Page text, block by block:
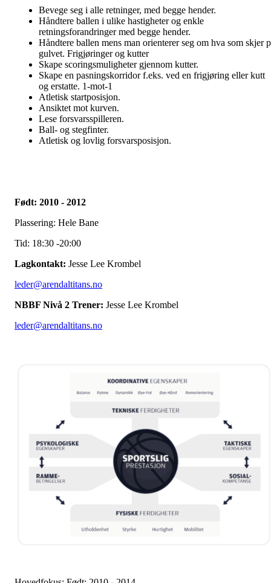
Bevege seg i alle retninger, med begge hender.
Håndtere ballen i ulike hastigheter og enkle
retningsforandringer med begge hender.
Håndtere ballen mens man orienterer seg om hva som skjer
gulvet. Frigjøringer og kutter
Skape scoringsmuligheter gjennom kutter.
Skape en pasningskorridor f.eks. ved en frigjøring eller kutt
og erstatte. 1-mot-1
Atletisk startposisjon.
Ansiktet mot kurven.
Lese forsvarsspilleren.
Ball- og stegfinter.
Atletisk og lovlig forsvarsposisjon.
Født: 2010 - 2012
Plassering: Hele Bane
Tid: 18:30 -20:00
Lagkontakt: Jesse Lee Krombel
leder@arendaltitans.no
NBBF Nivå 2 Trener: Jesse Lee Krombel
leder@arendaltitans.no